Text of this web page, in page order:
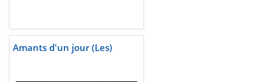
Amants d'un jour (Les)